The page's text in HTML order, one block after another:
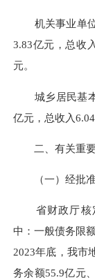
机关事业单位
3.83亿元，总收
元。
城乡居民基本
亿元，总收入
二、有关重要
（一）经批准
省财政厅核定
中：一般债务限
2023年底，我市
务余额55.9亿元